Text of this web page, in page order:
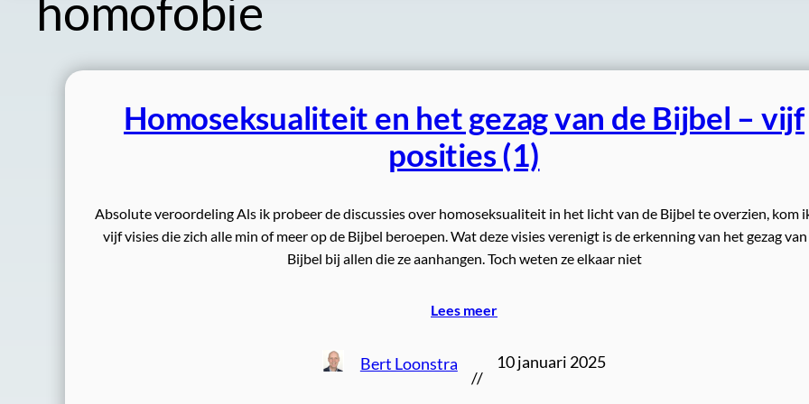
Homoseksualiteit en het gezag van de Bijbel – vijf
posities (1)
Absolute veroordeling Als ik probeer de discussies over homoseksualiteit in het licht van de Bijbel te overzien, kom
vijf visies die zich alle min of meer op de Bijbel beroepen. Wat deze visies verenigt is de erkenning van het gezag
Bijbel bij allen die ze aanhangen. Toch weten ze elkaar niet
Lees meer
Bert Loonstra
//
10 januari 2025